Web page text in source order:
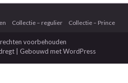
Collectie – regulier Collectie – Prince
voorbehouden
| Gebouwd metWordPress